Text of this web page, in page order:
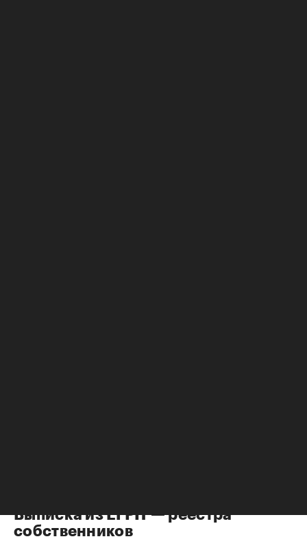
Выписка из ЕГРН — реестра
собственников